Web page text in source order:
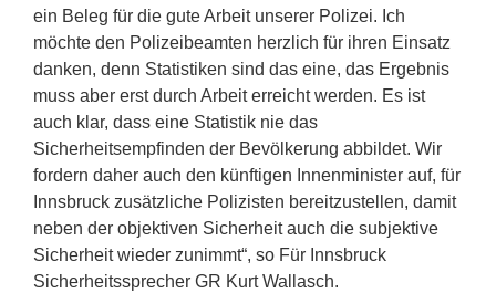
ein Beleg für die gute Arbeit unserer Polizei. Ich
möchte den Polizeibeamten herzlich für ihren Einsatz
danken, denn Statistiken sind das eine, das Ergebnis
muss aber erst durch Arbeit erreicht werden. Es ist
auch klar, dass eine Statistik nie das
Sicherheitsempfinden der Bevölkerung abbildet. Wir
fordern daher auch den künftigen Innenminister auf, für
Innsbruck zusätzliche Polizisten bereitzustellen, damit
neben der objektiven Sicherheit auch die subjektive
Sicherheit wieder zunimmt“, so Für Innsbruck
Sicherheitssprecher GR Kurt Wallasch.